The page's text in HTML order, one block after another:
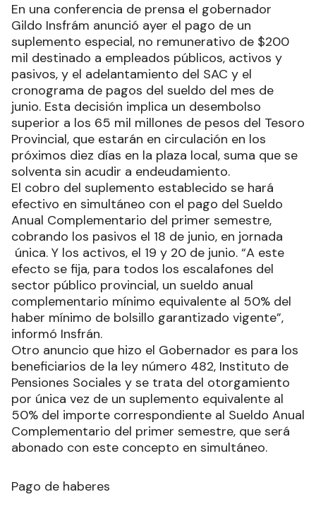
En una conferencia de prensa el gobernador
Gildo Insfrám anunció ayer el pago de un
suplemento especial, no remunerativo de $200
mil destinado a empleados públicos, activos y
pasivos, y el adelantamiento del SAC y el
cronograma de pagos del sueldo del mes de
junio. Esta decisión implica un desembolso
superior a los 65 mil millones de pesos del Tesoro
Provincial, que estarán en circulación en los
próximos diez días en la plaza local, suma que se
solventa sin acudir a endeudamiento.
El cobro del suplemento establecido se hará
efectivo en simultáneo con el pago del Sueldo
Anual Complementario del primer semestre,
cobrando los pasivos el 18 de junio, en jornada
única. Y los activos, el 19 y 20 de junio. “A este
efecto se fija, para todos los escalafones del
sector público provincial, un sueldo anual
complementario mínimo equivalente al 50% del
haber mínimo de bolsillo garantizado vigente”,
informó Insfrán.
Otro anuncio que hizo el Gobernador es para los
beneficiarios de la ley número 482, Instituto de
Pensiones Sociales y se trata del otorgamiento
por única vez de un suplemento equivalente al
50% del importe correspondiente al Sueldo Anual
Complementario del primer semestre, que será
abonado con este concepto en simultáneo.
Pago de haberes